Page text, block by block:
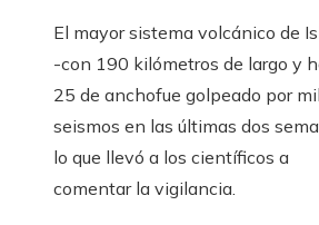
El mayor sistema volcánico de
-con 190 kilómetros de largo y
25 de anchofue golpeado por
seismos en las últimas dos
lo que llevó a los científicos a
comentar la vigilancia.